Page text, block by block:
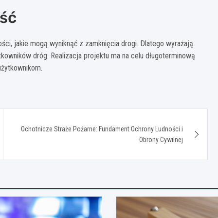
jakie mogą wyniknąć z zamknięcia drogi. Dlatego wyrażają
dróg. Realizacja projektu ma na celu długoterminową
Ochotnicze Straże Pożarne: Fundament Ochrony Ludności i
Obrony Cywilnej